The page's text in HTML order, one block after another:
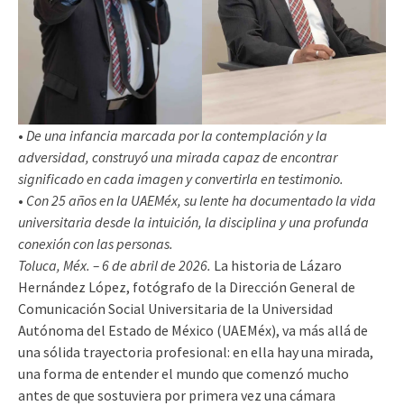
• De una infancia marcada por la contemplación y la
adversidad, construyó una mirada capaz de encontrar
significado en cada imagen y convertirla en testimonio.
• Con 25 años en la UAEMéx, su lente ha documentado la vida
universitaria desde la intuición, la disciplina y una profunda
conexión con las personas.
Toluca, Méx. – 6 de abril de 2026. La historia de Lázaro
Hernández López, fotógrafo de la Dirección General de
Comunicación Social Universitaria de la Universidad
Autónoma del Estado de México (UAEMéx), va más allá de
una sólida trayectoria profesional: en ella hay una mirada,
una forma de entender el mundo que comenzó mucho
antes de que sostuviera por primera vez una cámara